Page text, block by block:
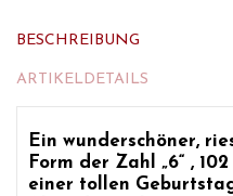
BESCHREIBUNG
ARTIKELDETAILS
Ein wunderschöner,
Form der Zahl „6“ ,
einer tollen